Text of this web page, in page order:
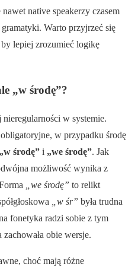
native speakerzy czasem
Warto przyjrzeć się
lepiej zrozumieć logikę
„w środę”?
w systemie.
w przypadku środę
„w środę” i „we środę”. Jak
możliwość wynika z
„we środę” to relikt
„w śr” była trudna
fonetyka radzi sobie z tym
obie wersje.
choć mają różne